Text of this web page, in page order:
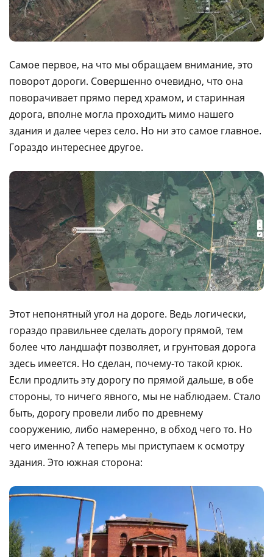
Самое первое, на что мы обращаем внимание, это
поворот дороги. Совершенно очевидно, что она
поворачивает прямо перед храмом, и старинная
дорога, вполне могла проходить мимо нашего
здания и далее через село. Но ни это самое главное.
Гораздо интереснее другое.
Этот непонятный угол на дороге. Ведь логически,
гораздо правильнее сделать дорогу прямой, тем
более что ландшафт позволяет, и грунтовая дорога
здесь имеется. Но сделан, почему-то такой крюк.
Если продлить эту дорогу по прямой дальше, в обе
стороны, то ничего явного, мы не наблюдаем. Стало
быть, дорогу провели либо по древнему
сооружению, либо намеренно, в обход чего то. Но
чего именно? А теперь мы приступаем к осмотру
здания. Это южная сторона: